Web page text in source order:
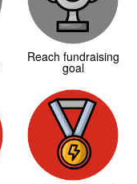
Reach fundraising
goal